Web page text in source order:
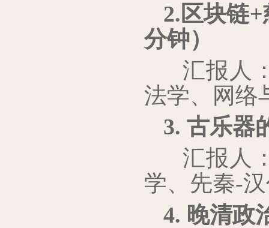
2. 区块链
分钟）
汇报人
法学、网络
3. 古乐器
汇报人
学、先秦-
4. 晚清政